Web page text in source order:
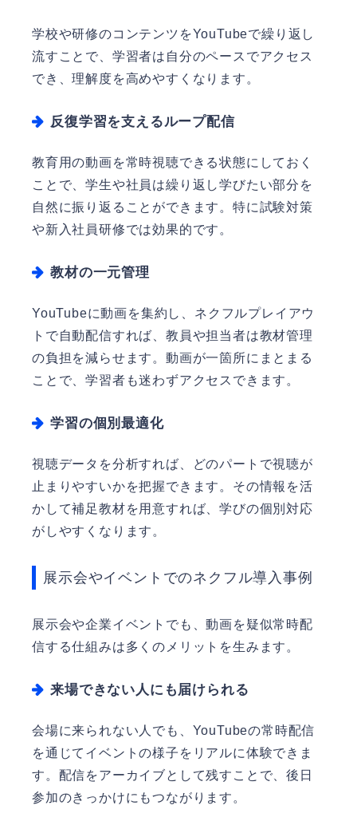
学校や研修のコンテンツをYouTubeで繰り返し
流すことで、学習者は自分のペースでアクセス
でき、理解度を高めやすくなります。
反復学習を支えるループ配信
教育用の動画を常時視聴できる状態にしておく
ことで、学生や社員は繰り返し学びたい部分を
自然に振り返ることができます。特に試験対策
や新入社員研修では効果的です。
教材の一元管理
YouTubeに動画を集約し、ネクフルプレイアウ
トで自動配信すれば、教員や担当者は教材管理
の負担を減らせます。動画が一箇所にまとまる
ことで、学習者も迷わずアクセスできます。
学習の個別最適化
視聴データを分析すれば、どのパートで視聴が
止まりやすいかを把握できます。その情報を活
かして補足教材を用意すれば、学びの個別対応
がしやすくなります。
展示会やイベントでのネクフル導入事例
展示会や企業イベントでも、動画を疑似常時配
信する仕組みは多くのメリットを生みます。
来場できない人にも届けられる
会場に来られない人でも、YouTubeの常時配信
を通じてイベントの様子をリアルに体験できま
す。配信をアーカイブとして残すことで、後日
参加のきっかけにもつながります。